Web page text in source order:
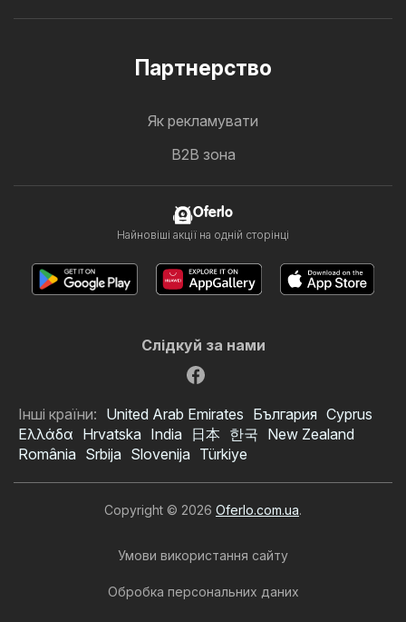
Партнерство
Як рекламувати
B2B зона
Oferlo
Найновіші акції на одній сторінці
Слідкуй за нами
Інші країни: United Arab Emirates България Cyprus
Ελλάδα Hrvatska India 日本 한국 New Zealand
România Srbija Slovenija Türkiye
Copyright © 2026 Oferlo.com.ua.
Умови використання сайту
Обробка персональних даних